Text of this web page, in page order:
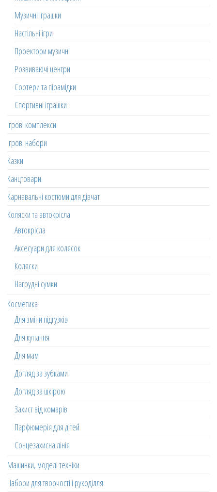
Музичні іграшки
Настільні ігри
Проектори музичні
Розвиваючі центри
Сортери та пірамідки
Спортивні іграшки
Ігрові комплекси
Ігрові набори
Казки
Канцтовари
Карнавальні костюми для дівчат
Коляски та автокрісла
Автокрісла
Аксесуари для колясок
Коляски
Нагрудні сумки
Косметика
Для зміни підгузків
Для купання
Для мам
Догляд за зубками
Догляд за шкірою
Захист від комарів
Парфюмерія для дітей
Сонцезахисна лінія
Машинки, моделі техніки
Набори для творчості і рукоділля